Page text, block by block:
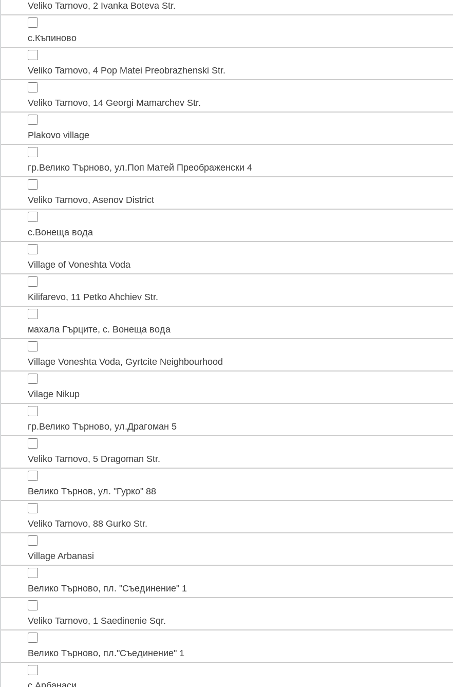
Veliko Tarnovo, 2 Ivanka Boteva Str.
с.Къпиново
Veliko Tarnovo, 4 Pop Matei Preobrazhenski Str.
Veliko Tarnovo, 14 Georgi Mamarchev Str.
Plakovo village
гр.Велико Търново, ул.Поп Матей Преображенски 4
Veliko Tarnovo, Asenov District
с.Вонеща вода
Village of Voneshta Voda
Kilifarevo, 11 Petko Ahchiev Str.
махала Гърците, с. Вонеща вода
Village Voneshta Voda, Gyrtcite Neighbourhood
Vilage Nikup
гр.Велико Търново, ул.Драгоман 5
Veliko Tarnovo, 5 Dragoman Str.
Велико Търнов, ул. "Гурко" 88
Veliko Tarnovo, 88 Gurko Str.
Village Arbanasi
Велико Търново, пл. "Съединение" 1
Veliko Tarnovo, 1 Saedinenie Sqr.
Велико Търново, пл."Съединение" 1